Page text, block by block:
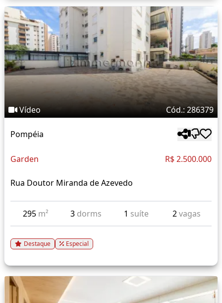
Vídeo Cód.: 286379
Pompéia
Garden R$ 2.500.000
Rua Doutor Miranda de Azevedo
295 m² 3 dorms 1 suíte 2vagas
Destaque Especial